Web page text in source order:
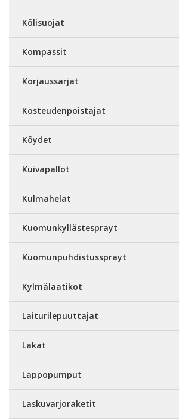
Kölisuojat
Kompassit
Korjaussarjat
Kosteudenpoistajat
Köydet
Kuivapallot
Kulmahelat
Kuomunkyllästesprayt
Kuomunpuhdistussprayt
Kylmälaatikot
Laiturilepuuttajat
Lakat
Lappopumput
Laskuvarjoraketit